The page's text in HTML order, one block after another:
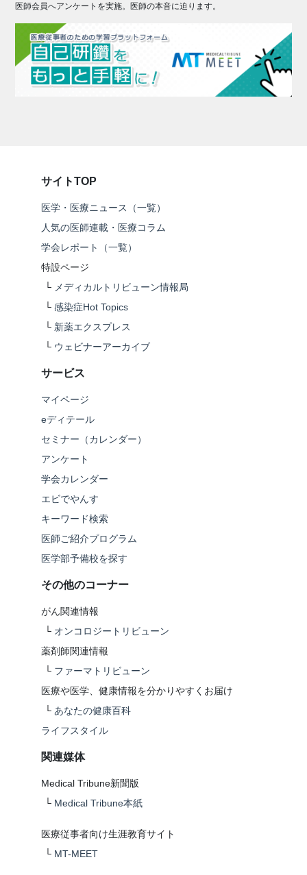
医師会員へアンケートを実施。医師の本音に迫ります。
サイトTOP
医学・医療ニュース（一覧）
人気の医師連載・医療コラム
学会レポート（一覧）
特設ページ
└ メディカルトリビューン情報局
└ 感染症Hot Topics
└ 新薬エクスプレス
└ ウェビナーアーカイブ
サービス
マイページ
eディテール
セミナー（カレンダー）
アンケート
学会カレンダー
エビでやんす
キーワード検索
医師ご紹介プログラム
医学部予備校を探す
その他のコーナー
がん関連情報
└ オンコロジートリビューン
薬剤師関連情報
└ ファーマトリビューン
医療や医学、健康情報を分かりやすくお届け
└ あなたの健康百科
ライフスタイル
関連媒体
Medical Tribune新聞版
└ Medical Tribune本紙
医療従事者向け生涯教育サイト
└ MT-MEET